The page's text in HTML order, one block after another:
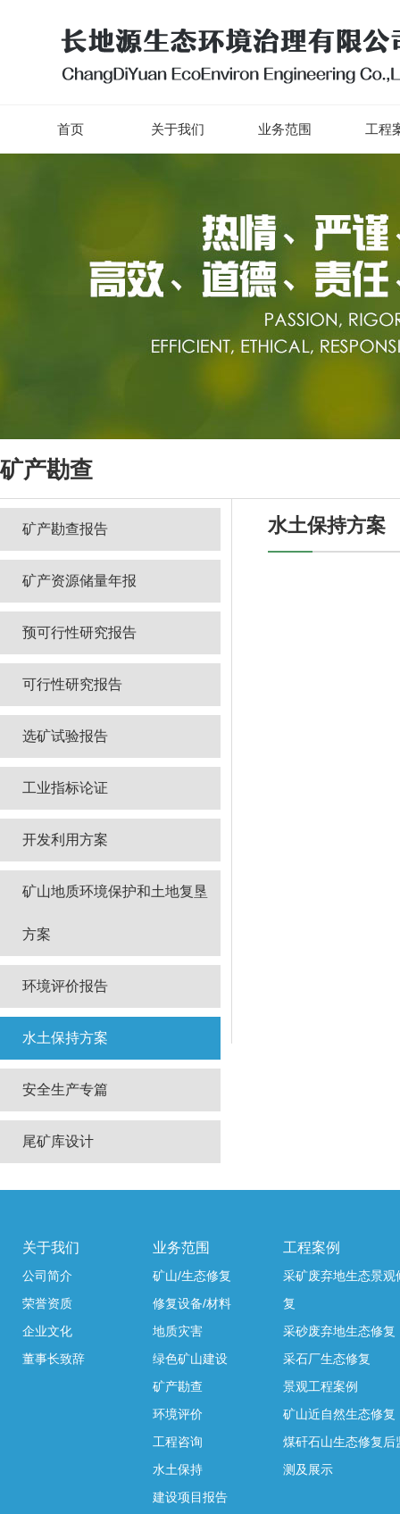
首页
首页
关于我们
关于我们
业务范围
业务范围
工程
工程案
矿产勘查
矿产勘查报告
矿产资源储量年报
预可行性研究报告
可行性研究报告
选矿试验报告
工业指标论证
开发利用方案
矿山地质环境保护和土地复垦
方案
环境评价报告
水土保持方案
安全生产专篇
尾矿库设计
水土保持方案
关于我们
公司简介
荣誉资质
企业文化
董事长致辞
业务范围
矿山/生态修复
修复设备/材料
地质灾害
绿色矿山建设
矿产勘查
环境评价
工程咨询
水土保持
建设项目报告
工程案例
采矿废弃地生态景观
复
采砂废弃地生态修复
采石厂生态修复
景观工程案例
矿山近自然生态修复
煤矸石山生态修复后
测及展示